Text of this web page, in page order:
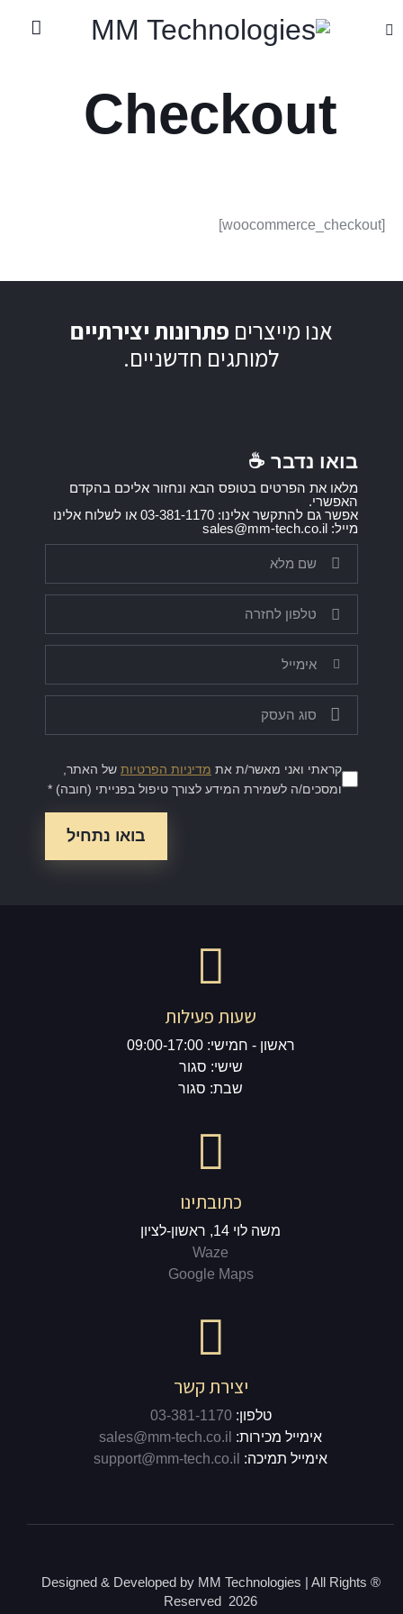
Checkout
[woocommerce_checkout]
אנו מייצרים פתרונות יצירתיים
למותגים חדשניים.
בואו נדבר ☕️
מלאו את הפרטים בטופס הבא ונחזור אליכם בהקדם
האפשרי.
אפשר גם להתקשר אלינו: 03-381-1170 או לשלוח אלינו
מייל: sales@mm-tech.co.il
קראתי ואני מאשר/ת את מדיניות הפרטיות של האתר,
ומסכים/ה לשמירת המידע לצורך טיפול בפנייתי (חובה) *
שעות פעילות
ראשון - חמישי: 09:00-17:00
שישי: סגור
שבת: סגור
כתובתינו
משה לוי 14, ראשון-לציון
Waze
Google Maps
יצירת קשר
טלפון:03-381-1170
אימייל מכירות: sales@mm-tech.co.il
אימייל תמיכה: support@mm-tech.co.il
® Designed & Developed by MM Technologies | All Rights
Reserved 2026